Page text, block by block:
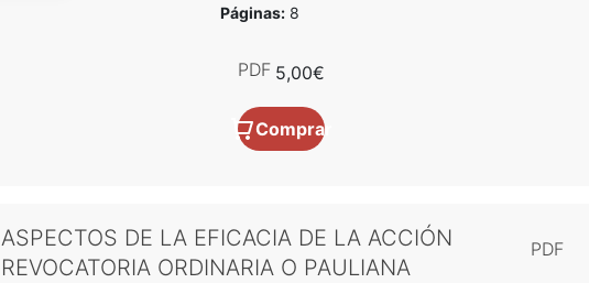
Páginas: 8
PDF 5,00€
Comprar
ASPECTOS DE LA EFICACIA DE LA ACCIÓN
REVOCATORIA ORDINARIA O PAULIANA
PDF